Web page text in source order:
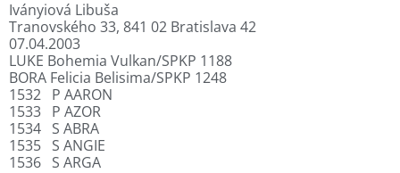
Iványiová Libuša
Tranovského 33, 841 02 Bratislava 42
07.04.2003
LUKE Bohemia Vulkan/SPKP 1188
BORA Felicia Belisima/SPKP 1248
1532 P AARON
1533 P AZOR
1534 S ABRA
1535 S ANGIE
1536 S ARGA